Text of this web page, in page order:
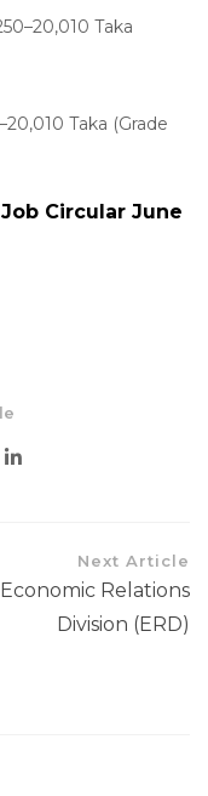
Taka
Taka (Grade
Circular June
Next Article
Economic Relations
Division (ERD)